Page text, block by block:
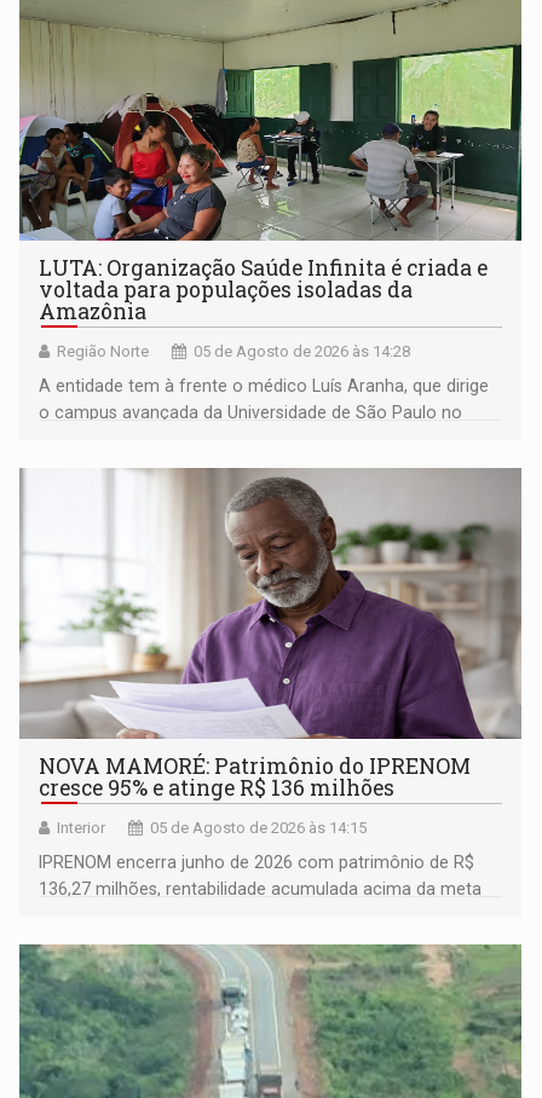
LUTA: Organização Saúde Infinita é criada e
voltada para populações isoladas da
Amazônia
Região Norte 05 de Agosto de 2026 às 14:28
A entidade tem à frente o médico Luís Aranha, que dirige
o campus avançada da Universidade de São Paulo no
NOVA MAMORÉ: Patrimônio do IPRENOM
cresce 95% e atinge R$ 136 milhões
Interior 05 de Agosto de 2026 às 14:15
IPRENOM encerra junho de 2026 com patrimônio de R$
136,27 milhões, rentabilidade acumulada acima da meta